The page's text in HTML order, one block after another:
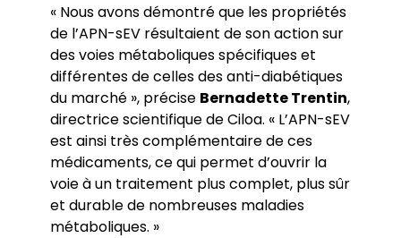
« Nous avons démontré que les propriétés
de l’APN-sEV résultaient de son action sur
des voies métaboliques spécifiques et
différentes de celles des anti-diabétiques
du marché », précise Bernadette Trentin,
directrice scientifique de Ciloa. « L’APN-sEV
est ainsi très complémentaire de ces
médicaments, ce qui permet d’ouvrir la
voie à un traitement plus complet, plus sûr
et durable de nombreuses maladies
métaboliques. »